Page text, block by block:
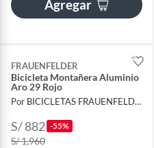
Agregar
FRAUENFELDER
Bicicleta Montañera Aluminio
Aro 29 Rojo
Por BICICLETAS FRAUENFELDER
S/ 882 -55%
S/ 1,960